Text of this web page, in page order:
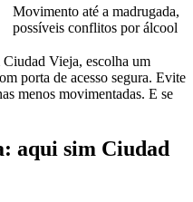
Movimento até a madrugada,
possíveis conflitos por álcool
Ciudad Vieja, escolha um
porta de acesso segura. Evite
menos movimentadas. E se
aqui sim Ciudad